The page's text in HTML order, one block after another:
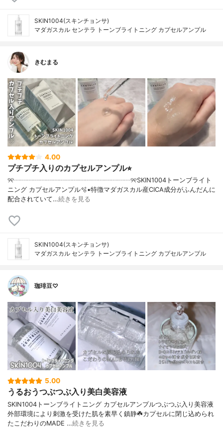
SKIN1004(スキンチョンサ)
マダガスカル センテラ トーンブライトニング カプセルアンプル
きむまる
4.00
プチプチ入りのカプセルアンプル⭐︎
୨୧┈┈┈┈┈┈┈┈┈┈┈┈┈┈┈┈┈┈୨୧SKIN1004トーンブライト
ニング カプセルアンプル🫧▪︎特徴マダガスカル産CICA成分がふんだんに
配合されていて…続きを見る
SKIN1004(スキンチョンサ)
マダガスカル センテラ トーンブライトニング カプセルアンプル
珈琲豆♡
5.00
うるおうつぶつぶ入り美白美容液
SKIN1004トーンブライトニング カプセルアンプルつぶつぶ入り美容液
外部環境により刺激を受けた肌を素早く鎮静☘️カプセルに閉じ込められ
たこだわりのMADE …続きを見る